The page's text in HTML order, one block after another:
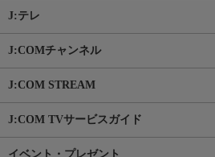
J:テレ
J:COMチャンネル
J:COM STREAM
J:COM TVサービスガイド
イベント・プレゼント